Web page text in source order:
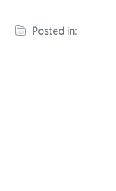
Posted in: